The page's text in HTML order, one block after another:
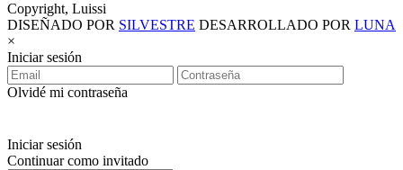
Copyright, Luissi
DISEÑADO POR SILVESTRE DESARROLLADO POR LUNA
×
Iniciar sesión
Olvidé mi contraseña
Iniciar sesión
Continuar como invitado